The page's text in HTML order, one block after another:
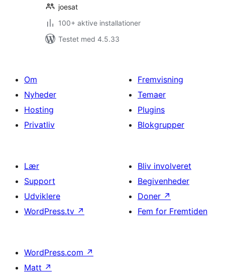
joesat
100+ aktive installationer
Testet med 4.5.33
Om
Nyheder
Hosting
Privatliv
Fremvisning
Temaer
Plugins
Blokgrupper
Lær
Support
Udviklere
WordPress.tv ↗
Bliv involveret
Begivenheder
Doner ↗
Fem for Fremtiden
WordPress.com ↗
Matt ↗